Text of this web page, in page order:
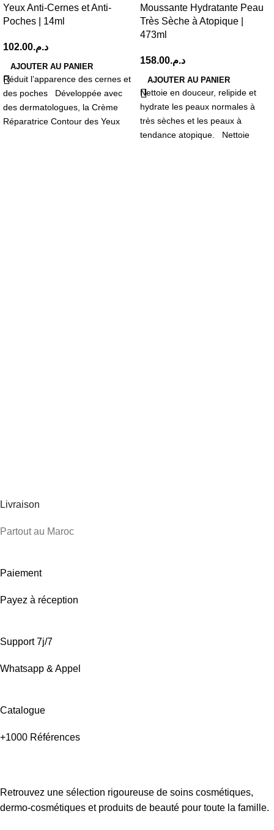
Yeux Anti-Cernes et Anti-
Poches | 14ml
د.م.102.00
AJOUTER AU PANIER
Réduit l’apparence des cernes et
des poches Développée avec
des dermatologues, la Crème
Réparatrice Contour des Yeux
Moussante Hydratante Peau
Très Sèche à Atopique |
473ml
د.م.158.00
AJOUTER AU PANIER
Nettoie en douceur, relipide et
hydrate les peaux normales à
très sèches et les peaux à
tendance atopique. Nettoie
Livraison
Partout au Maroc
Paiement
Payez à réception
Support 7j/7
Whatsapp & Appel
Catalogue
+1000 Références
Retrouvez une sélection rigoureuse de soins cosmétiques,
dermo-cosmétiques et produits de beauté pour toute la famille.